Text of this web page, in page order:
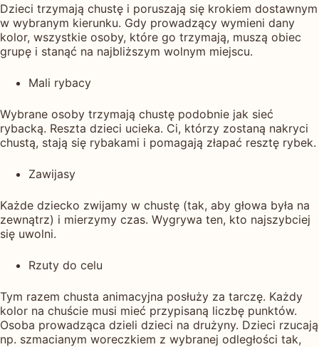
Dzieci trzymają chustę i poruszają się krokiem dostawnym
w wybranym kierunku. Gdy prowadzący wymieni dany
kolor, wszystkie osoby, które go trzymają, muszą obiec
grupę i stanąć na najbliższym wolnym miejscu.
Mali rybacy
Wybrane osoby trzymają chustę podobnie jak sieć
rybacką. Reszta dzieci ucieka. Ci, którzy zostaną nakryci
chustą, stają się rybakami i pomagają złapać resztę rybek.
Zawijasy
Każde dziecko zwijamy w chustę (tak, aby głowa była na
zewnątrz) i mierzymy czas. Wygrywa ten, kto najszybciej
się uwolni.
Rzuty do celu
Tym razem chusta animacyjna posłuży za tarczę. Każdy
kolor na chuście musi mieć przypisaną liczbę punktów.
Osoba prowadząca dzieli dzieci na drużyny. Dzieci rzucają
np. szmacianym woreczkiem z wybranej odległości tak,